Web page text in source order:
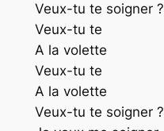
Veux-tu te soigner ?
Veux-tu te
A la volette
Veux-tu te
A la volette
Veux-tu te soigner ?